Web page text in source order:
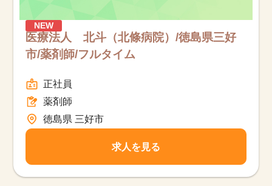
人材をお探しの医療機関・企業様
運営会社
NEW
医療法人 北斗（北條病院）/徳島県三好
市/薬剤師/フルタイム
正社員
薬剤師
徳島県 三好市
求人を見る